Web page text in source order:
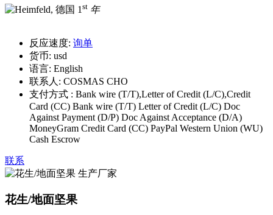
1st 年
反应速度: 询单
货币: usd
语言: English
联系人: COSMAS CHO
支付方式 : Bank wire (T/T),Letter of Credit (L/C),Credit
Card (CC) Bank wire (T/T) Letter of Credit (L/C) Doc
Against Payment (D/P) Doc Against Acceptance (D/A)
MoneyGram Credit Card (CC) PayPal Western Union (WU)
Cash Escrow
联系
花生/地面坚果